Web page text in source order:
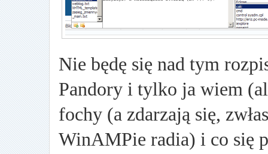
Nie będę się nad tym
Pandory i tylko ja wiem
fochy (a zdarzają się,
WinAMPie radia) i co się